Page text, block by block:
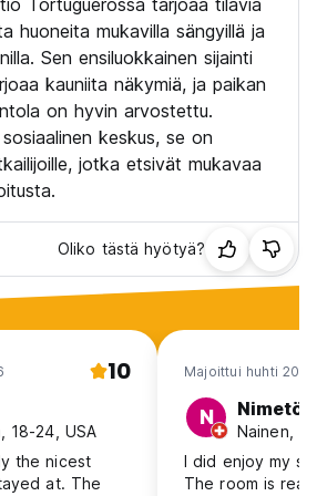
Tortuguerossa tarjoaa tilavia
huoneita mukavilla sängyillä ja
Sen ensiluokkainen sijainti
kauniita näkymiä, ja paikan
on hyvin arvostettu.
keskus, se on
jotka etsivät mukavaa
Oliko tästä hyötyä?
10
18-24, USA
the nicest
at. The
Majoittui huhti 2026
N Nimetön
Nainen,
I did enjoy my
The room is